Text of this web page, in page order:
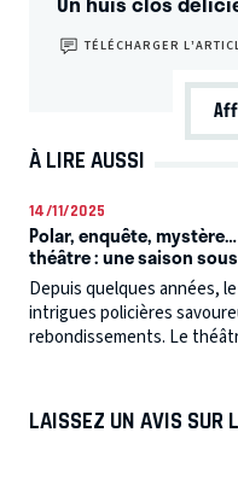
TÉLÉCHARGER
À LIRE AUSSI
14/11/2025
Polar, enquête,
théâtre : une saison
Depuis quelques années,
intrigues policières
rebondissements. Le
LAISSEZ UN AVIS SUR